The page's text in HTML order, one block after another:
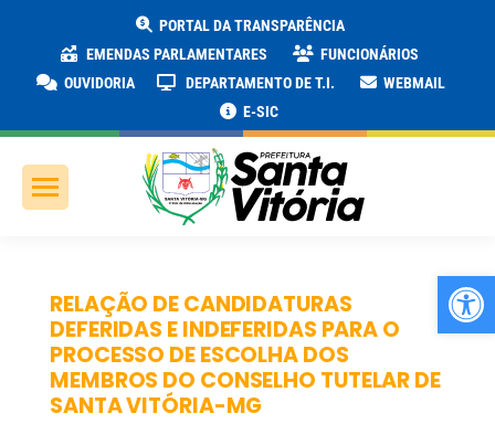
PORTAL DA TRANSPARÊNCIA
EMENDAS PARLAMENTARES
FUNCIONÁRIOS
OUVIDORIA
DEPARTAMENTO DE T.I.
WEBMAIL
E-SIC
RELAÇÃO DE CANDIDATURAS
DEFERIDAS E INDEFERIDAS PARA O
PROCESSO DE ESCOLHA DOS
MEMBROS DO CONSELHO TUTELAR DE
SANTA VITÓRIA-MG